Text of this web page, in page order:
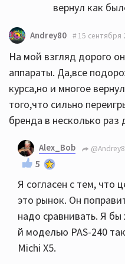
вернул как
Andrey80 15 сентября
На мой взгляд дорого
аппараты. Да,все
курса,но и многое
того,что сильно
бренда в несколько раз
Alex_Bob
5
Я согласен с тем, что
это рынок. Он
надо сравнивать. Я
й моделью PAS-240
Michi X5.